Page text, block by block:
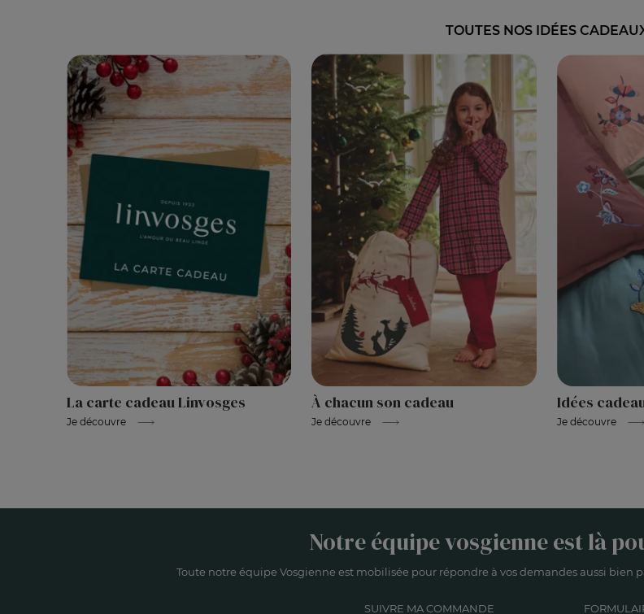
TOUTES NOS IDÉES
La carte cadeau Linvosges
Je découvre
À chacun son cadeau
Je découvre
Idées
Je découvre
Notre équipe vosgienne est là
Toute notre équipe Vosgienne est mobilisée pour répondre à vos demandes aussi bien
SUIVRE MA COMMANDE